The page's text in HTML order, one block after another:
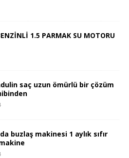
1.5 PARMAK SU MOTORU
saç uzun ömürlü bir çözüm
buzlaş makinesi 1 aylık sıfır